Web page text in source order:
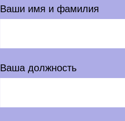
Ваши имя и фамилия
Ваша должность